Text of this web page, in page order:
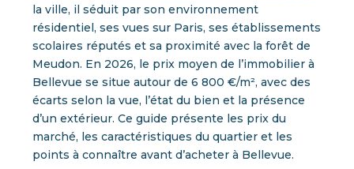
la ville, il séduit par son environnement
résidentiel, ses vues sur Paris, ses établissements
scolaires réputés et sa proximité avec la forêt de
Meudon. En 2026, le prix moyen de l’immobilier à
Bellevue se situe autour de 6 800 €/m², avec des
écarts selon la vue, l’état du bien et la présence
d’un extérieur. Ce guide présente les prix du
marché, les caractéristiques du quartier et les
points à connaître avant d’acheter à Bellevue.